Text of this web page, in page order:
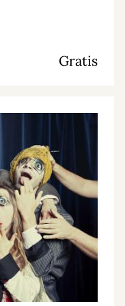
Gratis